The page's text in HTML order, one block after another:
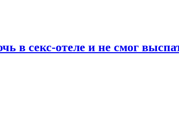
в секс-отеле и не смог